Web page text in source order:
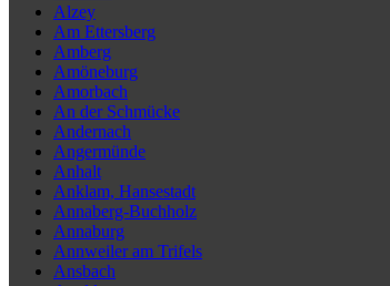
Alzey
Am Ettersberg
Amberg
Amöneburg
Amorbach
An der Schmücke
Andernach
Angermünde
Anhalt
Anklam, Hansestadt
Annaberg-Buchholz
Annaburg
Annweiler am Trifels
Ansbach